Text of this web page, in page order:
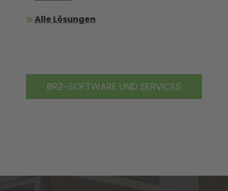
Alle Lösungen
BRZ-SOFTWARE UND SERVICES